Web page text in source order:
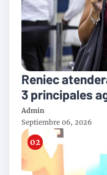
Reniec
3 principales
Admin
Septiembre 06, 2026